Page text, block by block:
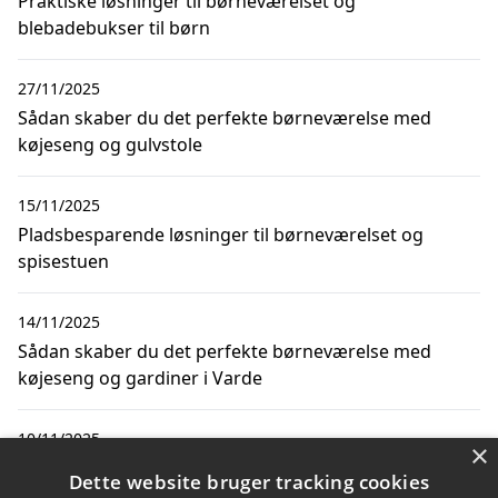
blebadebukser til børn
Sådan skaber du det perfekte børneværelse med
køjeseng og gulvstole
27/11/2025
Pladsbesparende løsninger til børneværelset og
spisestuen
15/11/2025
Sådan skaber du det perfekte børneværelse med
køjeseng og gardiner i Varde
14/11/2025
10/11/2025 ×
Dette website bruger tracking cookies